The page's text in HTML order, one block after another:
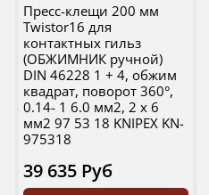
Пресс-клещи 200 мм
Twistor16 для
контактных гильз
(ОБЖИМНИК ручной)
DIN 46228 1 + 4, обжим
квадрат, поворот 360°,
0.14- 1 6.0 мм2, 2 х 6
мм2 97 53 18 KNIPEX KN-
975318
39 635 Руб